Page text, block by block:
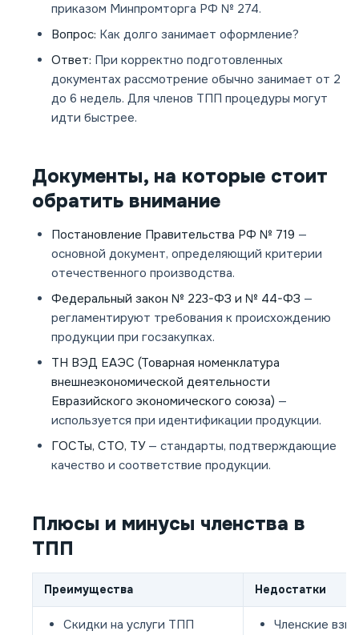
приказом Минпромторга РФ № 274.
Вопрос: Как долго занимает оформление?
Ответ: При корректно подготовленных
документах рассмотрение обычно занимает от 2
до 6 недель. Для членов ТПП процедуры могут
идти быстрее.
Документы, на которые стоит
обратить внимание
Постановление Правительства РФ № 719 —
основной документ, определяющий критерии
отечественного производства.
Федеральный закон № 223-ФЗ и № 44-ФЗ —
регламентируют требования к происхождению
продукции при госзакупках.
ТН ВЭД ЕАЭС (Товарная номенклатура
внешнеэкономической деятельности
Евразийского экономического союза) —
используется при идентификации продукции.
ГОСТы, СТО, ТУ— стандарты, подтверждающие
качество и соответствие продукции.
Плюсы и минусы членства в
ТПП
Преимущества Недостатки
Скидки на услуги ТПП
Членские